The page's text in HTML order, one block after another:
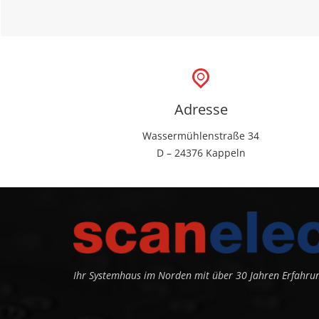
Adresse
Wassermühlenstraße 34
D – 24376 Kappeln
Ihr Systemhaus im Norden mit über 30 Jahren